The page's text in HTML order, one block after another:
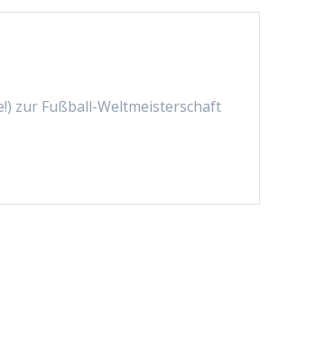
zur Fußball-Weltmeisterschaft